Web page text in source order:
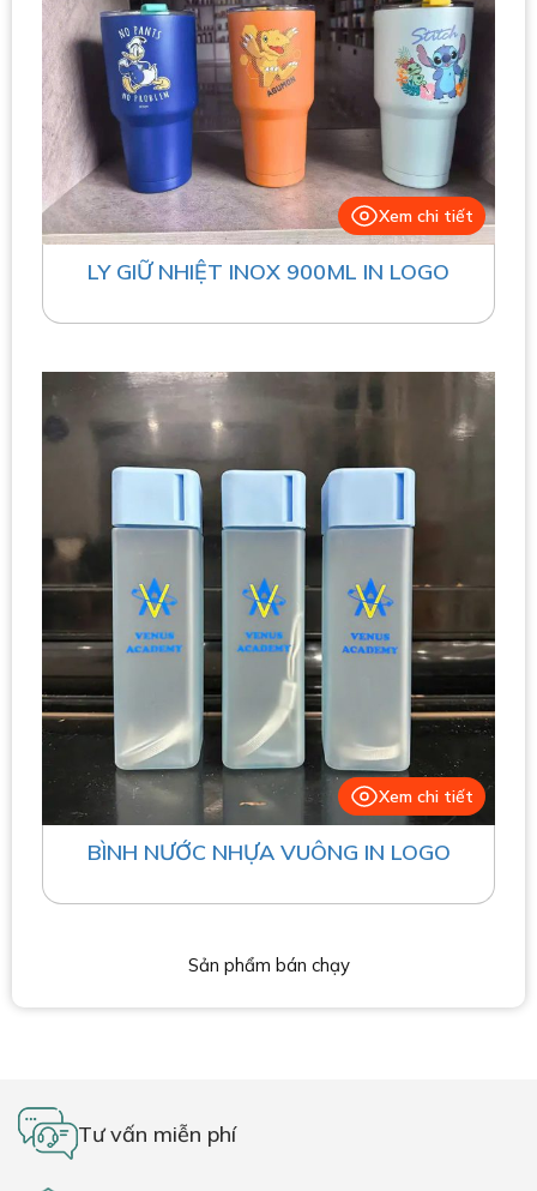
Sản phẩm bán chạy
Xem chi tiết
LY GIỮ NHIỆT INOX 900ML IN LOGO
Xem chi tiết
BÌNH NƯỚC NHỰA VUÔNG IN LOGO
Tư vấn miễn phí